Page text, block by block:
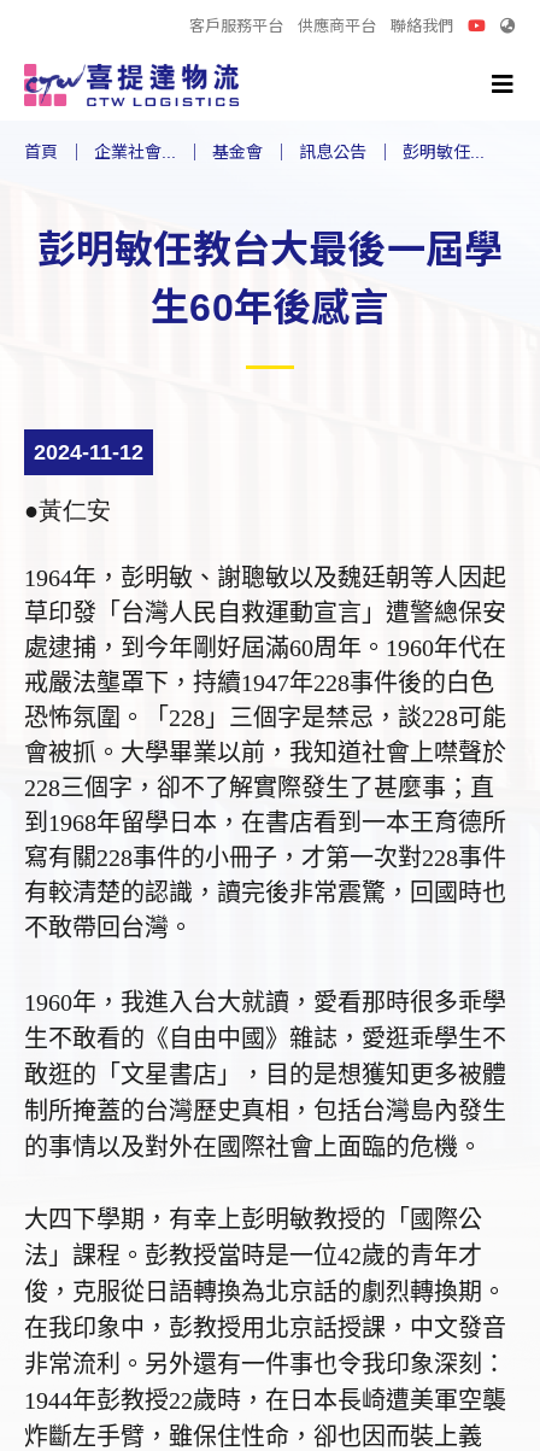
客戶服務平台 供應商平台 聯絡我們
首頁 企業社會... 基金會 訊息公告 彭明敏任...
彭明敏任教台大最後一屆學
生60年後感言
2024-11-12
●黃仁安
1964年，彭明敏、謝聰敏以及魏廷朝等人因起
草印發「台灣人民自救運動宣言」遭警總保安
處逮捕，到今年剛好屆滿60周年。 1960年代在
戒嚴法壟罩下，持續1947年228事件後的白色
恐怖氛圍。「 228 」三個字是禁忌，談228可能
會被抓。大學畢業以前，我知道社會上噤聲於
228三個字，卻不了解實際發生了甚麼事；直
到 1968年留學日本，在書店看到一本王育德所
寫有關228事件的小冊子，才第一次對228事件
有較清楚的認識，讀完後非常震驚，回國時也
不敢帶回台灣。
1960年，我進入台大就讀，愛看那時很多乖學
生不敢看的《自由中國》雜誌，愛逛乖學生不
敢逛的「文星書店」，目的是想獲知更多被體
制所掩蓋的台灣歷史真相，包括台灣島內發生
的事情以及對外在國際社會上面臨的危機。
大四下學期，有幸上彭明敏教授的「國際公
法」課程。彭教授當時是一位42歲的青年才
俊，克服從日語轉換為北京話的劇烈轉換期。
在我印象中，彭教授用北京話授課，中文發音
非常流利。另外還有一件事也令我印象深刻：
1944年彭教授22歲時，在日本長崎遭美軍空襲
炸斷左手臂，雖保住性命，卻也因而裝上義